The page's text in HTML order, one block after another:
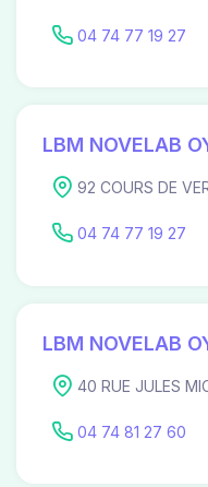
04 74 77 19 27
LBM NOVELAB
92 COURS DE
04 74 77 19 27
LBM NOVELAB
40 RUE JULES
04 74 81 27 60